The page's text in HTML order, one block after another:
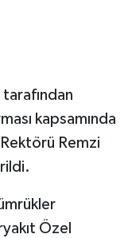
tarafından
kapsamında
Remzi
Özel